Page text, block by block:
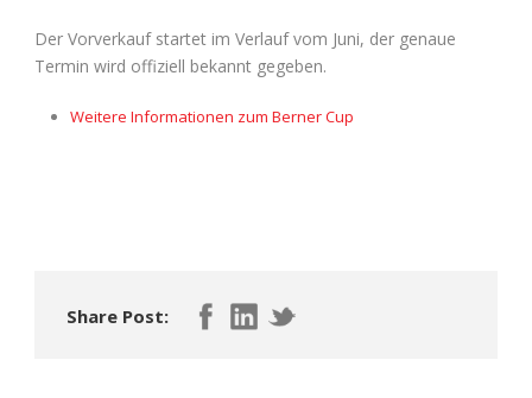
Der Vorverkauf startet im Verlauf vom Juni, der genaue
Termin wird offiziell bekannt gegeben.
Weitere Informationen zum Berner Cup
Share Post: